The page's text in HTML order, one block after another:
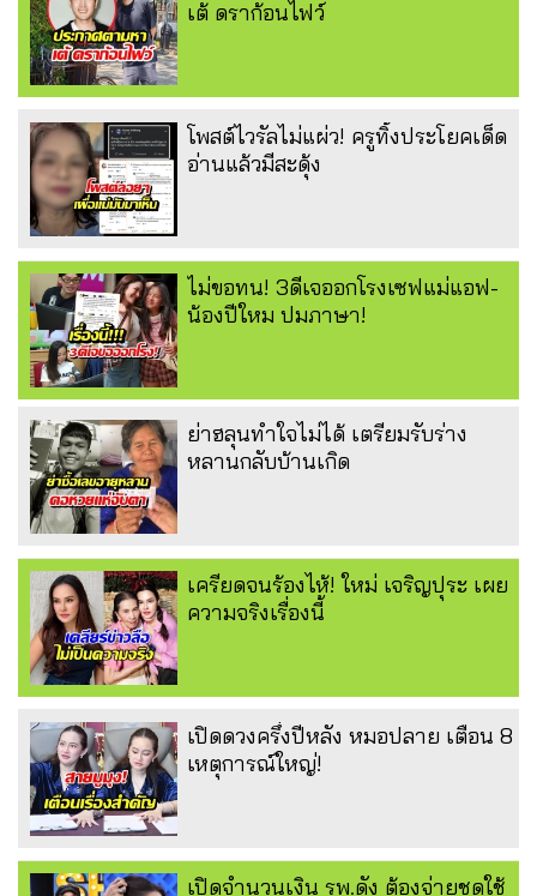
เต้ ดราก้อนไฟว์
โพสต์ไวรัลไม่แผ่ว! ครูทิ้งประโยคเด็ด
อ่านแล้วมีสะดุ้ง
ไม่ขอทน! 3ดีเจออกโรงเซฟแม่แอฟ-
น้องปีใหม ปมภาษา!
ย่าฮลุนทำใจไม่ได้ เตรียมรับร่าง
หลานกลับบ้านเกิด
เครียดจนร้องไห้! ใหม่ เจริญปุระ เผย
ความจริงเรื่องนี้
เปิดดวงครึ่งปีหลัง หมอปลาย เตือน 8
เหตุการณ์ใหญ่!
เปิดจำนวนเงิน รพ.ดัง ต้องจ่ายชดใช้